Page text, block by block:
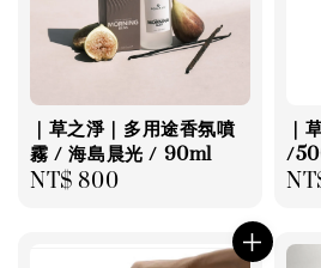
｜草之淨｜多用途香氛噴
霧 / 海島晨光 / 90ml
Regular
NT$ 800
｜
/